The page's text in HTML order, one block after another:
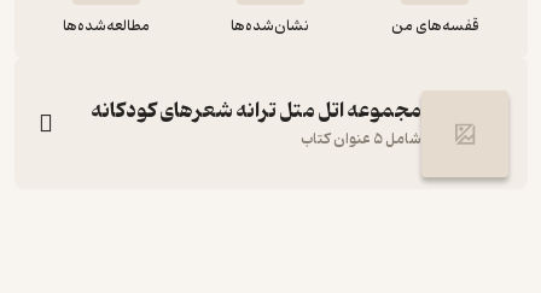
قفسه‌های من نشان‌شده‌ها مطالعه‌شده‌ها
مجموعه اتل متل ترانه شعرهای کودکانه
شامل 5 عنوان کتاب